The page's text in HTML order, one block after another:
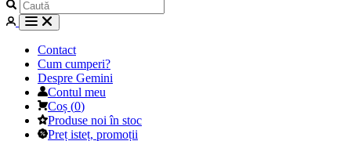
Contact
Cum cumperi?
Despre Gemini
Contul meu
Coș (0)
Produse noi în stoc
Preț isteț, promoții